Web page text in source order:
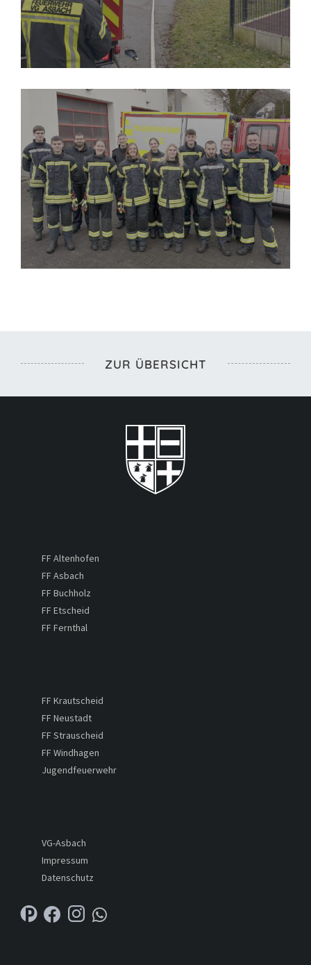
ZUR ÜBERSICHT
FF Altenhofen
FF Asbach
FF Buchholz
FF Etscheid
FF Fernthal
FF Krautscheid
FF Neustadt
FF Strauscheid
FF Windhagen
Jugendfeuerwehr
VG-Asbach
Impressum
Datenschutz